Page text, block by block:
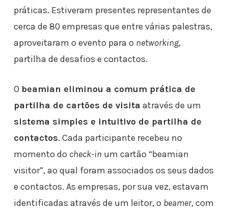
práticas. Estiveram presentes representantes de
cerca de 80 empresas que entre várias palestras,
aproveitaram o evento para o networking,
partilha de desafios e contactos.
O beamian eliminou a comum prática de
partilha de cartões de visita através de um
sistema simples e intuitivo de partilha de
contactos. Cada participante recebeu no
momento do check-in um cartão “beamian
visitor”, ao qual foram associados os seus dados
e contactos. As empresas, por sua vez, estavam
identificadas através de um leitor, o beamer, com